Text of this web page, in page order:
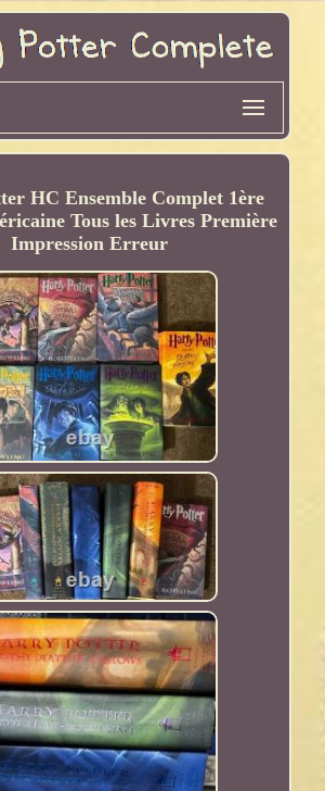
HC Ensemble Complet 1ère
Tous les Livres Première
Impression Erreur